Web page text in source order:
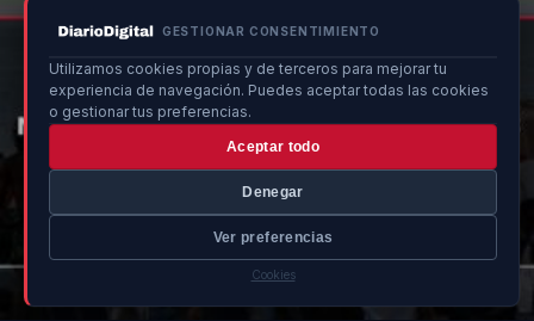
GESTIONAR CONSENTIMIENTO
Utilizamos cookies propias y de terceros para mejorar tu
experiencia de navegación. Puedes aceptar todas las cookies
o gestionar tus preferencias.
Aceptar todo
Denegar
Ver preferencias
Cookies